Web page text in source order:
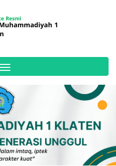
Toggle
navigation